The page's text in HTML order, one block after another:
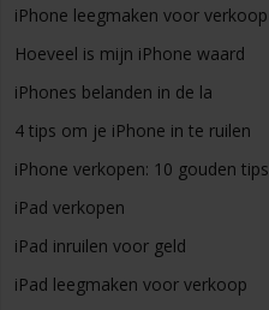
iPhone leegmaken voor verkoop
Hoeveel is mijn iPhone waard
iPhones belanden in de la
4 tips om je iPhone in te ruilen
iPhone verkopen: 10 gouden tips
iPad verkopen
iPad inruilen voor geld
iPad leegmaken voor verkoop